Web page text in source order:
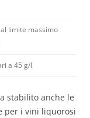
limite massimo
a 45 g/l
stabilito anche le
per i vini liquorosi